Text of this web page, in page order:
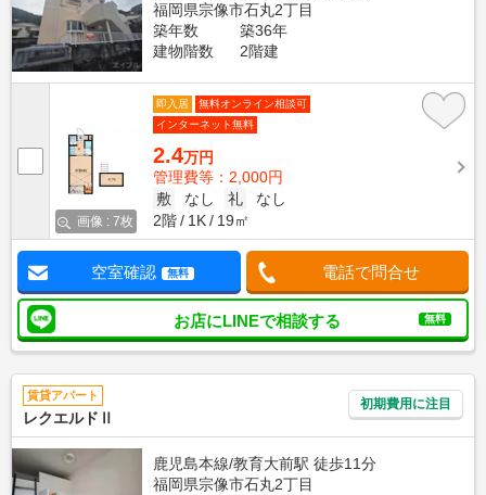
福岡県宗像市石丸2丁目
築年数
築36年
建物階数
2階建
画像 : 7枚
即入居
無料オンライン相談可
インターネット無料
2.4万円
管理費等：2,000円
敷
なし 礼
なし
2階
1K 19㎡
空室確認 無料 電話で問合せ
お店にLINEで相談する 無料
賃貸アパート
レクエルドⅡ
初期費用に注目
鹿児島本線/教育大前駅 徒歩11分
福岡県宗像市石丸2丁目